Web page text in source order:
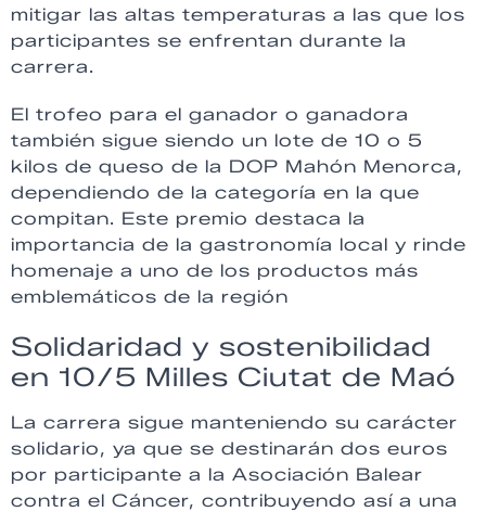
mitigar las altas temperaturas a las que los
participantes se enfrentan durante la
carrera.
El trofeo para el ganador o ganadora
también sigue siendo un lote de 10 o 5
kilos de queso de la DOP Mahón Menorca,
dependiendo de la categoría en la que
compitan. Este premio destaca la
importancia de la gastronomía local y rinde
homenaje a uno de los productos más
emblemáticos de la región
Solidaridad y sostenibilidad
en 10/5 Milles Ciutat de Maó
La carrera sigue manteniendo su carácter
solidario, ya que se destinarán dos euros
por participante a la Asociación Balear
contra el Cáncer, contribuyendo así a una